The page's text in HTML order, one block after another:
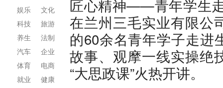
文化
旅游
法制
企业
电商
健康
娱乐
科技
养生
汽车
体育
就业
匠心精神——青年学生
在兰州三毛实业有限公
的60余名青年学子走进
故事、观摩一线实操绝
“大思政课”火热开讲。